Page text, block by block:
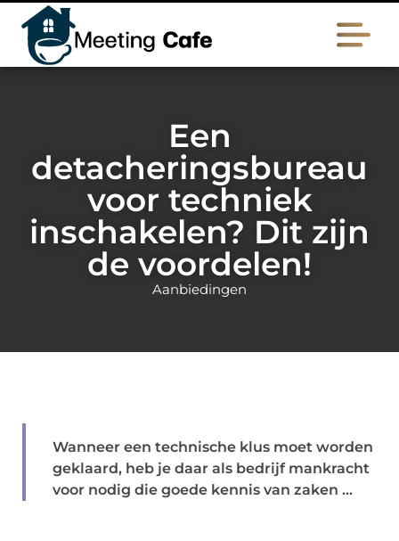
Een
detacheringsbureau
voor techniek
inschakelen? Dit zijn
de voordelen!
Aanbiedingen
Wanneer een technische klus moet worden
geklaard, heb je daar als bedrijf mankracht
voor nodig die goede kennis van zaken ...